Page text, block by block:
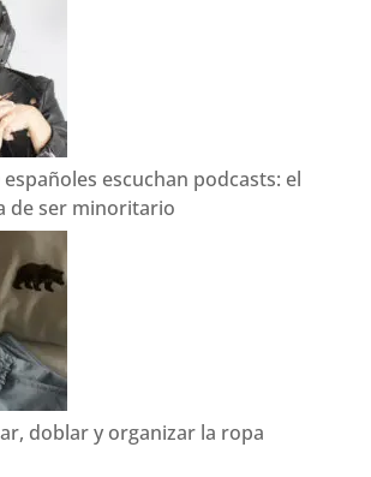
españoles escuchan podcasts: el
de ser minoritario
doblar y organizar la ropa